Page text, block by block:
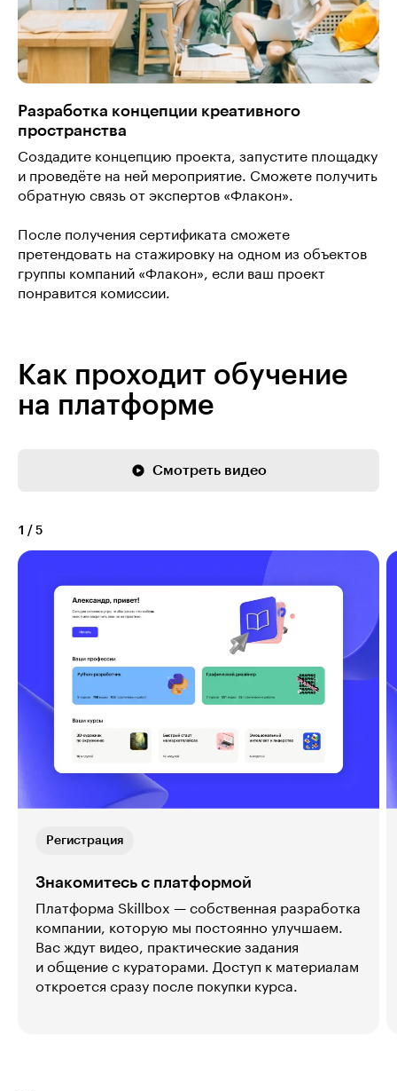
Разработка концепции креативного
пространства
Создадите концепцию проекта, запустите площадку
и проведёте на ней мероприятие. Сможете получить
обратную связь от экспертов «Флакон».
После получения сертификата сможете
претендовать на стажировку на одном из объектов
группы компаний «Флакон», если ваш проект
понравится комиссии.
Как проходит обучение
на платформе
Смотреть видео
1 / 5
Регистрация
Знакомитесь с платформой
Платформа Skillbox — собственная разработка
компании, которую мы постоянно улучшаем.
Вас ждут видео, практические задания
и общение с кураторами. Доступ к материалам
откроется сразу после покупки курса.